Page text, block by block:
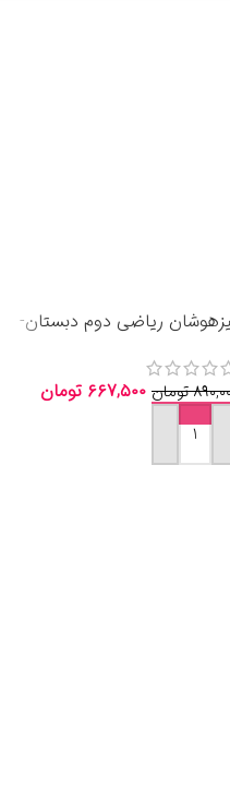
ریاضی دوم دبستان-
تومان ۶۶۷,۵۰۰ تومان
افزودن به سبد خرید